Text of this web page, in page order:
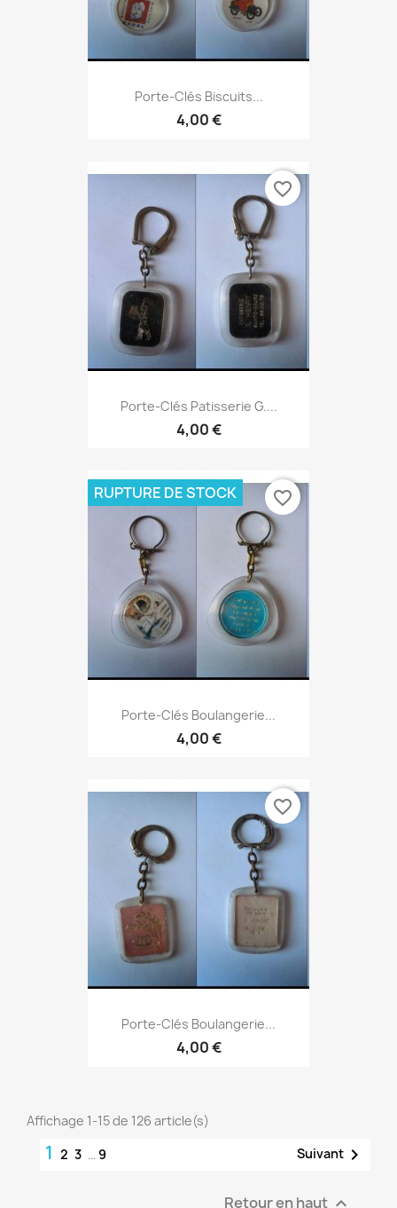
Porte-Clés Biscuits...
4,00 €
Porte-Clés Patisserie G....
4,00 €
favorite_border
Porte-Clés Boulangerie...
4,00 €
RUPTURE DE STOCK favorite_border
Porte-Clés Boulangerie...
4,00 €
favorite_border
Affichage 1-15 de 126 article(s)
1 2 3 … 9 Suivant 
Retour en haut 